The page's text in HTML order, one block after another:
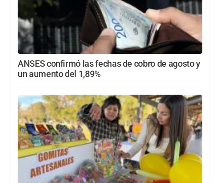
ANSES confirmó las fechas de cobro de agosto y
un aumento del 1,89%